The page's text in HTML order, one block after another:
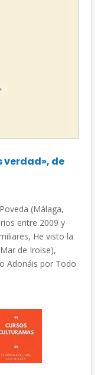
verdad», de
(Málaga,
entre 2009 y
He visto la
de Iroise),
Adonáis por Todo